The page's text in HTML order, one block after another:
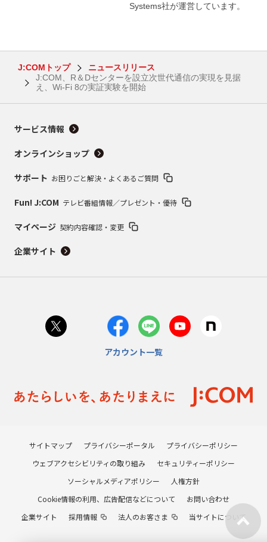
Systems社が運営しています。
J:COMトップ
ニュースリリース
J:COM、R＆Dセンターを設立次世代通信の実現を見据
え、Wi-Fi 8の実証実験を開始
サービス情報
オンラインショップ
サポート お困りごと解決・よくあるご質問
Fun! J:COM テレビ番組情報／プレゼント・優待
マイページ 契約内容確認・変更
企業サイト
アカウント一覧
サイトマップ プライバシーポータル
プライバシーポリシー
ウェブアクセシビリティの取り組み
セキュリティーポリシー
ソーシャルメディアポリシー
人権方針
Cookie情報の利用、広告配信などについて
お問い合わせ
企業サイト
採用情報 法人のお客さま 当サイトについて